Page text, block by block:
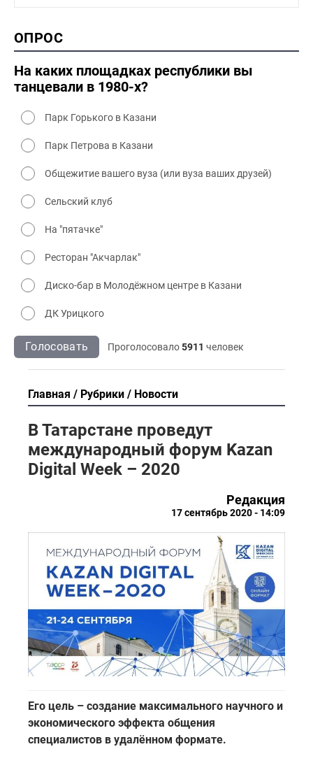
1990-2000 культура
2000 промышленность
2000 культура
ОПРОС
На каких площадках республики вы
танцевали в 1980-х?
Парк Горького в Казани
Парк Петрова в Казани
Общежитие вашего вуза (или вуза ваших друзей)
Сельский клуб
На "пятачке"
Ресторан "Акчарлак"
Диско-бар в Молодёжном центре в Казани
ДК Урицкого
Голосовать Проголосовало5911 человек
Главная Рубрики Новости
В Татарстане проведут
международный форум Kazan
Digital Week – 2020
Редакция
17 сентябрь 2020 - 14:09
Его цель – создание максимального научного и
экономического эффекта общения
специалистов в удалённом формате.